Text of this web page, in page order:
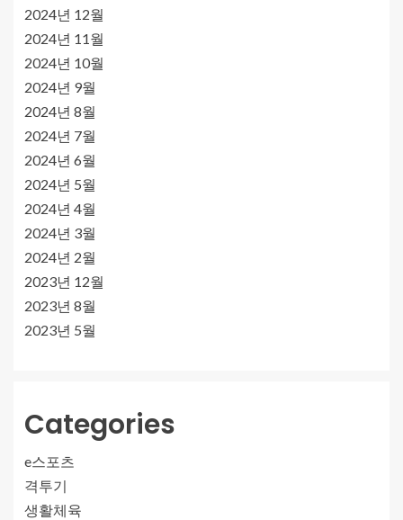
2024년 12월
2024년 11월
2024년 10월
2024년 9월
2024년 8월
2024년 7월
2024년 6월
2024년 5월
2024년 4월
2024년 3월
2024년 2월
2023년 12월
2023년 8월
2023년 5월
Categories
e스포츠
격투기
생활체육